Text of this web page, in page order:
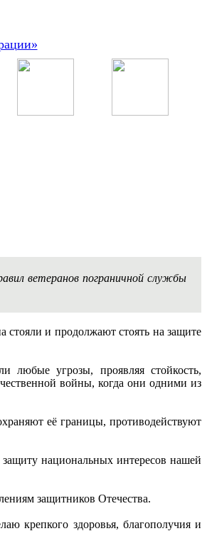
ветеранов пограничной службы
и продолжают стоять на защите
любые угрозы, проявляя стойкость,
войны, когда они одними из
её границы, противодействуют
национальных интересов нашей
защитников Отечества.
крепкого здоровья, благополучия и